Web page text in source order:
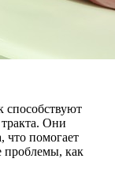
способствуют
Они
что помогает
проблемы, как